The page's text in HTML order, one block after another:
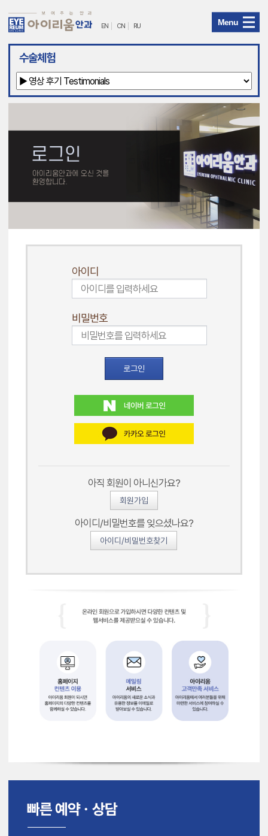
아
리
움
뉴
EN CN RU Menu
수술체험
아이디
비밀번호
로그인
아직 회원이 아니신가요?
회원가입
아이디/비밀번호를 잊으셨나요?
아이디/비밀번호찾기